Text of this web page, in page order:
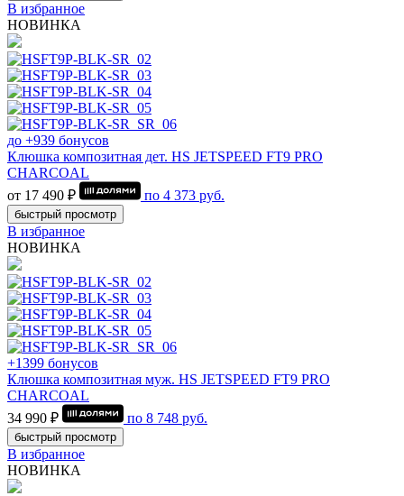
В избранное
НОВИНКА
до +939 бонусов
Клюшка композитная дет. HS JETSPEED FT9 PRO
CHARCOAL
от 17 490 ₽
по 4 373 руб.
быстрый просмотр
В избранное
НОВИНКА
+1399 бонусов
Клюшка композитная муж. HS JETSPEED FT9 PRO
CHARCOAL
34 990 ₽
по 8 748 руб.
быстрый просмотр
В избранное
НОВИНКА